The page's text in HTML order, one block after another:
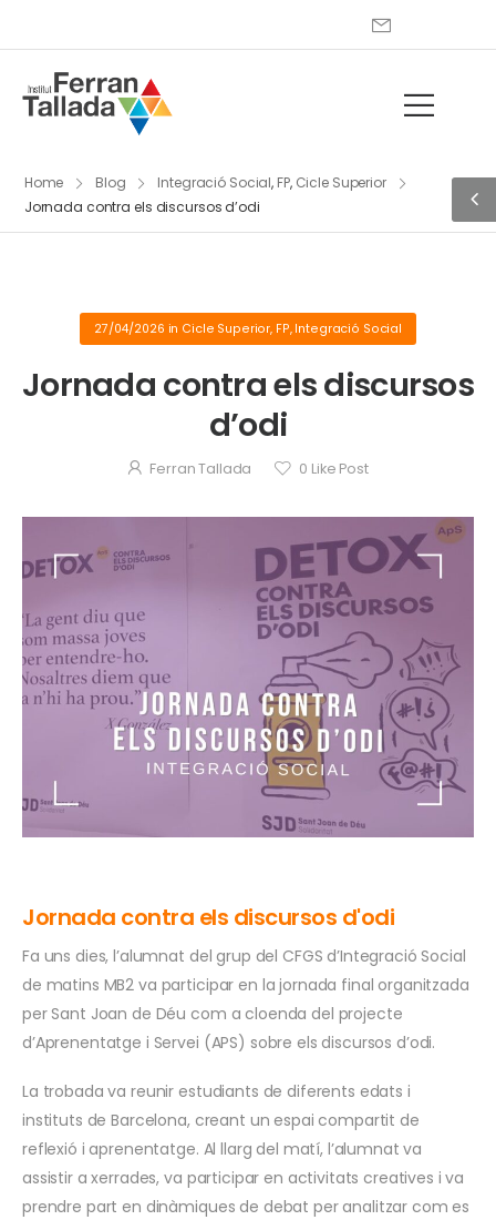
Home Blog Integració Social, FP, Cicle Superior
Jornada contra els discursos d’odi
27/04/2026 in Cicle Superior, FP, Integració Social
Jornada contra els discursos
d’odi
Ferran Tallada 0 Like Post
Jornada contra els discursos d'odi
Fa uns dies, l’alumnat del grup del CFGS d’Integració Social
de matins MB2 va participar en la jornada final organitzada
per Sant Joan de Déu com a cloenda del projecte
d’Aprenentatge i Servei (APS) sobre els discursos d’odi.
La trobada va reunir estudiants de diferents edats i
instituts de Barcelona, creant un espai compartit de
reflexió i aprenentatge. Al llarg del matí, l’alumnat va
assistir a xerrades, va participar en activitats creatives i va
prendre part en dinàmiques de debat per analitzar com es